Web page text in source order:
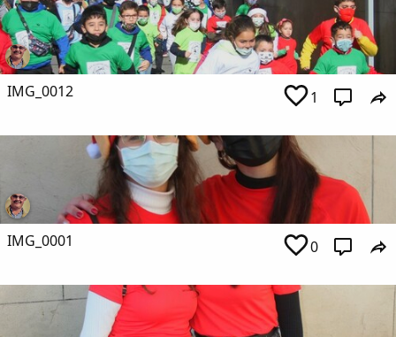
IMG_0012 1
IMG_0001 0